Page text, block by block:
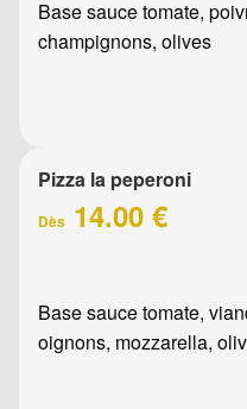
Base sauce tomate,
champignons, olives
Pizza la peperoni
Dès 14.00 €
Base sauce tomate,
oignons, mozzarella,